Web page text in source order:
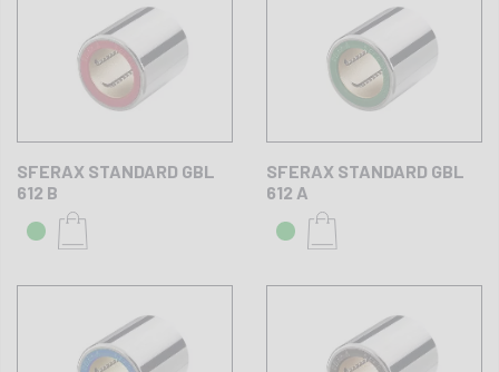
SFERAX STANDARD GBL
612 B
SFERAX STANDARD GBL
612 A